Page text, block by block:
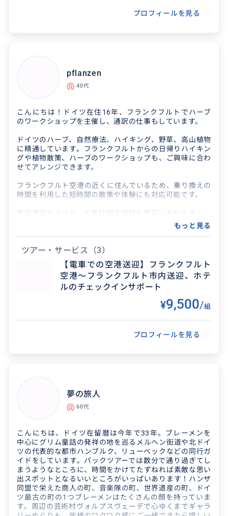
プロフィールを見る
pflanzen
40代
こんにちは！ドイツ在住16年、フランクフルトでハーブ
のワークショップを主催し、通訳の仕事もしています。
ドイツのハーブ、自然療法、ハイキング、野草、高山植物
に精通しています。フランクフルトからの日帰りハイキン
グや植物散策、ハーブのワークショップも、ご興味に合わ
せてアレンジできます。
フランクフルト空港の近くに住んでいるため、乗り換えの
時間を利用した短時間の散策や体験にも対応可能です。
商談通訳やメッセ、企業訪問の経験も豊富にあります。
得意なジャンル / 分野
・ドイツのハーブ、自然療法 ・フランクフルト
近郊、ライン川周辺のハイキング ・フランクフ
もっと見る
ツアー・サービス （3）
【電車での空港送迎】フランクフルト
空港～フランクフルト市内送迎、ホテ
ルのチェックインサポート
¥9,500/組
プロフィールを見る
夢の旅人
60代
こんにちは、ドイツ在留暦は今年で33年。ブレーメンを
中心にグリム童話の発祥の地を巡るメルヘン街道や北ドイ
ツの代表的な都市ハンブルク、リューベックなどの同行ガ
イドをしています。パックツアーでは数分で通り過ぎてし
まうようなところに、時間をかけてたずねれば素敵な思い
出スポットとなるいいところがいっぱいあります！ハンザ
同盟で栄えた商人の町、音楽隊の町、世界遺産の町、ドイ
ツ最古の町の1つブレーメンはたくさんの顔を持っていま
す。周辺の芸術村ヴォルプスヴェーデで心ゆくまでギャラ